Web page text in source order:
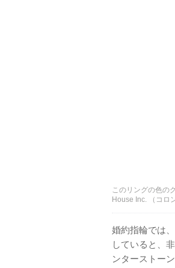
このリングの色の
House Inc. （コロ
婚約指輪では
していると、
ンターストー